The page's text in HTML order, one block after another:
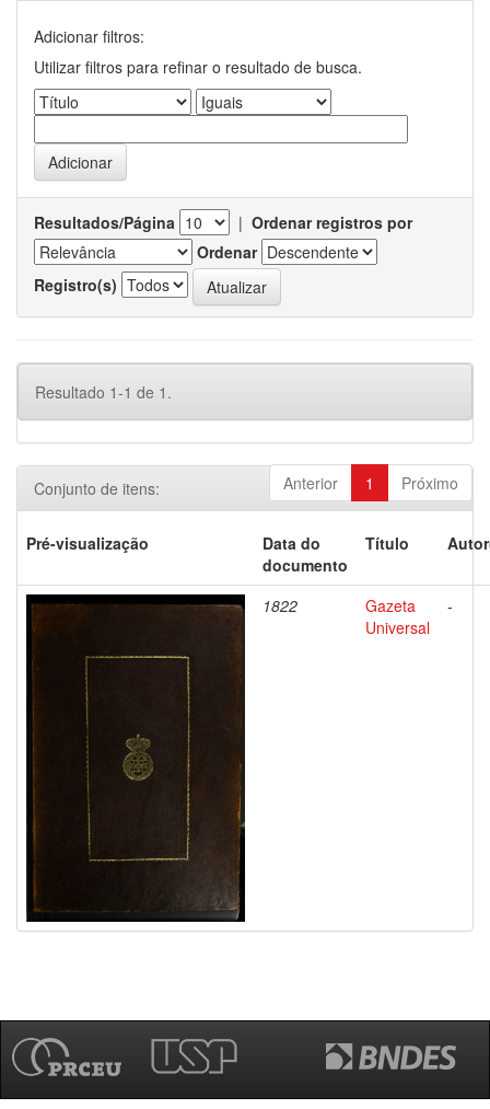
Adicionar filtros:
Utilizar filtros para refinar o resultado de busca.
Resultados/Página | Ordenar registros por
Ordenar
Registro(s)
Resultado 1-1 de 1.
Anterior 1 Próximo
Conjunto de itens:
Pré-visualização
Data do
documento
Título
1822
Gazeta
Universal
-